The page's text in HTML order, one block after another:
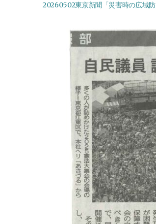
20260502東京新聞「災害時の広域